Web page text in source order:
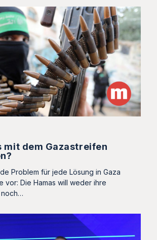
mit dem Gazastreifen
Problem für jede Lösung in Gaza
vor: Die Hamas will weder ihre
noch…